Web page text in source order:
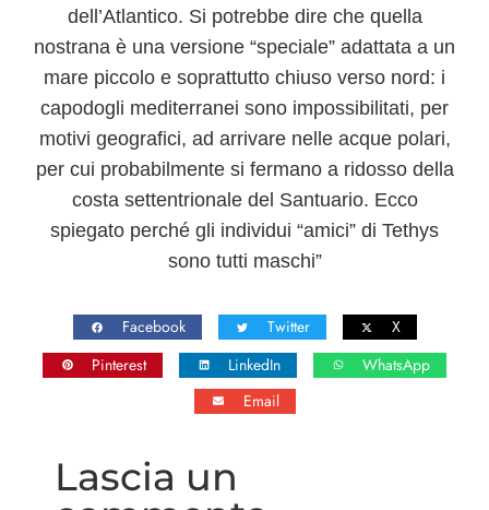
dell’Atlantico. Si potrebbe dire che quella
nostrana è una versione “speciale” adattata a un
mare piccolo e soprattutto chiuso verso nord: i
capodogli mediterranei sono impossibilitati, per
motivi geografici, ad arrivare nelle acque polari,
per cui probabilmente si fermano a ridosso della
costa settentrionale del Santuario. Ecco
spiegato perché gli individui “amici” di Tethys
sono tutti maschi”
Facebook Twitter
X
Pinterest
LinkedIn
WhatsApp
Email
Lascia un